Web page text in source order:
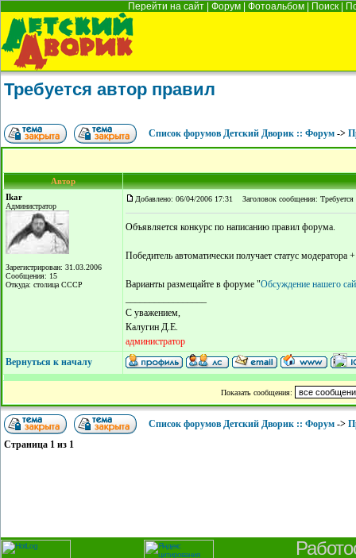
Перейти на сайт Форум Фотоальбом Поиск
Требуется автор правил
Список форумов Детский Дворик :: Форум ->
Автор
Ikar
Администратор
Зарегистрирован: 31.03.2006
Сообщения: 15
Откуда: столица СССР
Добавлено: 06/04/2006 17:31 Заголовок сообщения: Требуется
Объявляется конкурс по написанию правил форума.
Победитель автоматически получает статус
Варианты размещайте в форуме "Обсуждение нашего
С уважением,
Калугин Д.Е.
администратор
Вернуться к началу
Показать сообщения:
Список форумов Детский Дворик :: Форум ->
Страница 1 из 1